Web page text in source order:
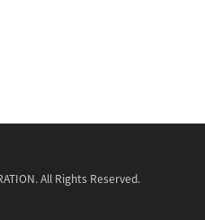
All Rights Reserved.